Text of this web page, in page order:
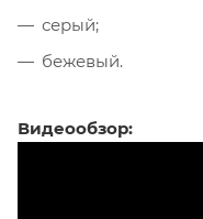
серый;
бежевый.
Видеообзор: